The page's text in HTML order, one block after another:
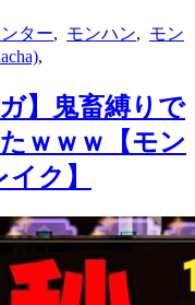
ター モンハン
モン
】鬼畜縛りで
ｗｗｗ【モン
ク】